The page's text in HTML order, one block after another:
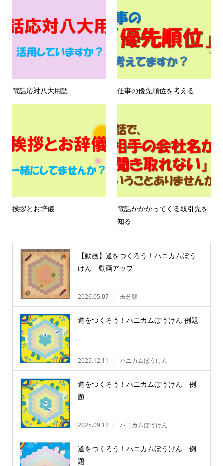
電話応対八大用語 仕事の優先順位を考える
挨拶とお辞儀
電話がかかってくる取引先を
知る
【動画】道をつくろう！ハニカムぼう
けん 動画アップ
2026.05.07 未分類
道をつくろう！ハニカムぼうけん 例題
2025.12.11 ハニカムぼうけん
道をつくろう！ハニカムぼうけん 例
題
2025.09.12 ハニカムぼうけん
道をつくろう！ハニカムぼうけん 例
題